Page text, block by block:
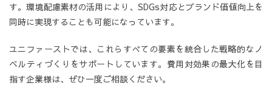
す。環境配慮素材の活用により、SDGs対応とブランド価値向上を
同時に実現することも可能になっています。
ユニファーストでは、これらすべての要素を統合した戦略的なノ
ベルティづくりをサポートしています。費用対効果の最大化を目
指す企業様は、ぜひ一度ご相談ください。